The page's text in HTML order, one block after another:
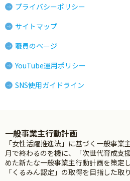
プライバシーポリシー
サイトマップ
職員のページ
YouTube運用ポリシー
SNS使用ガイドライン
一般事業主行動計画
「女性活躍推進法」に基づく一般事
月で終わるのを機に、「次世代育成支
めた新たな一般事業主行動計画を策定
「くるみん認定」の取得を目指した取